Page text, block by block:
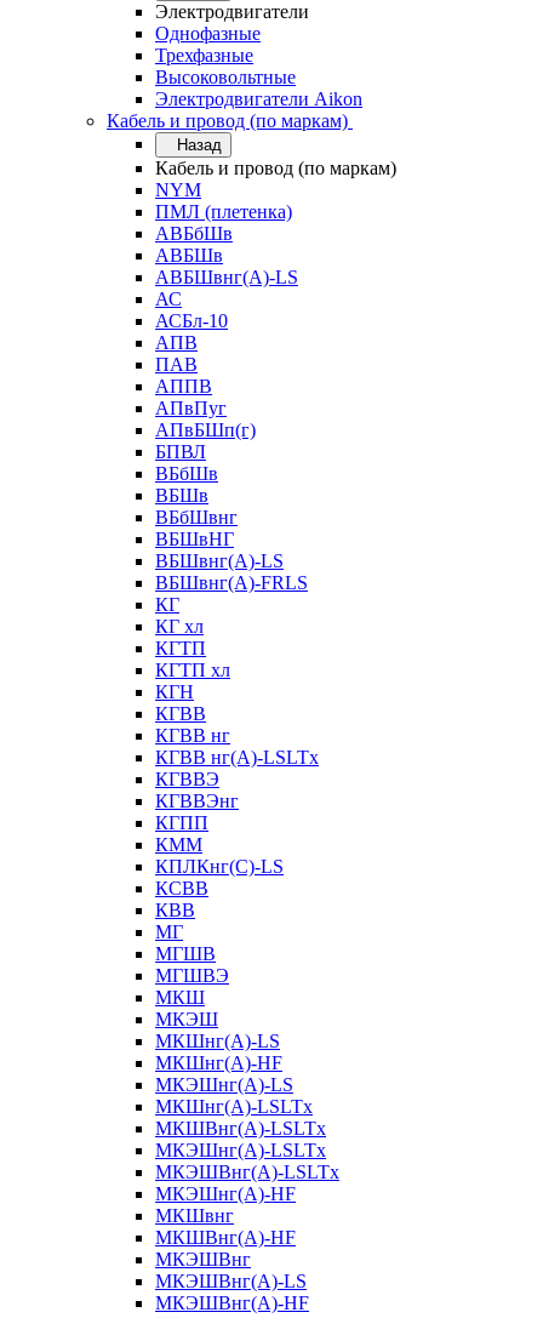
Электродвигатели
Однофазные
Трехфазные
Высоковольтные
Электродвигатели Aikon
Кабель и провод (по маркам)
Назад
Кабель и провод (по маркам)
NYM
ПМЛ (плетенка)
АВБбШв
АВБШв
АВБШвнг(А)-LS
АС
АСБл-10
АПВ
ПАВ
АППВ
АПвПуг
АПвБШп(г)
БПВЛ
ВБбШв
ВБШв
ВБбШвнг
ВБШвНГ
ВБШвнг(А)-LS
ВБШвнг(А)-FRLS
КГ
КГ хл
КГТП
КГТП хл
КГН
КГВВ
КГВВ нг
КГВВ нг(А)-LSLTx
КГВВЭ
КГВВЭнг
КГПП
КММ
КПЛКнг(C)-LS
КСВВ
КВВ
МГ
МГШВ
МГШВЭ
МКШ
МКЭШ
МКШнг(А)-LS
МКШнг(А)-HF
МКЭШнг(А)-LS
МКШнг(А)-LSLTx
МКШВнг(A)-LSLTx
МКЭШнг(А)-LSLTx
МКЭШВнг(A)-LSLTx
МКЭШнг(А)-HF
МКШвнг
МКШВнг(А)-HF
МКЭШВнг
МКЭШВнг(А)-LS
МКЭШВнг(А)-HF